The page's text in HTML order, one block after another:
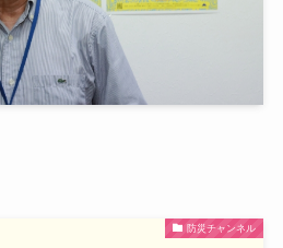
防災チャンネル